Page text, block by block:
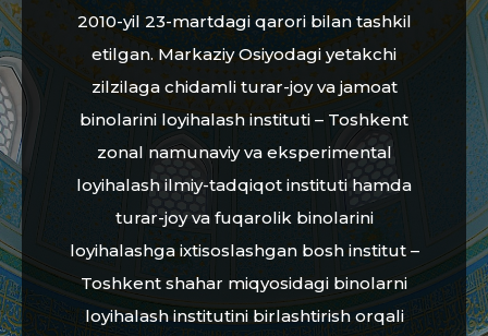
2010-yil 23-martdagi qarori bilan tashkil
etilgan. Markaziy Osiyodagi yetakchi
zilzilaga chidamli turar-joy va jamoat
binolarini loyihalash instituti – Toshkent
zonal namunaviy va eksperimental
loyihalash ilmiy-tadqiqot instituti hamda
turar-joy va fuqarolik binolarini
loyihalashga ixtisoslashgan bosh institut –
Toshkent shahar miqyosidagi binolarni
loyihalash institutini birlashtirish orqali